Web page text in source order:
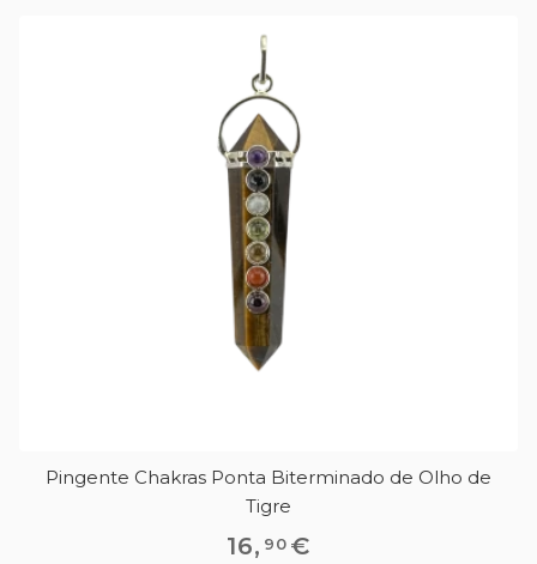
Pingente Chakras Ponta Biterminado de Olho de
Tigre
16, 90 €